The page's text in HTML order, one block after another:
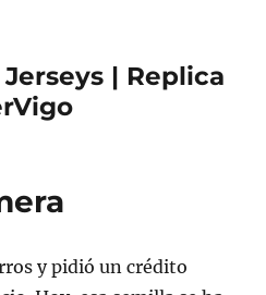
| Replica
y pidió un crédito